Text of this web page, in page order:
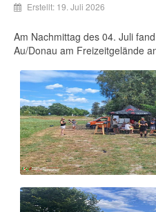
Erstellt: 19. Juli 2026
Am Nachmittag des 04. Juli
Au/Donau am Freizeitgelände